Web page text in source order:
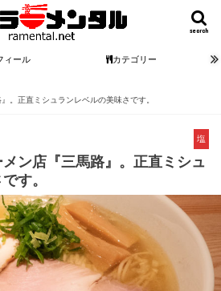
search
ィール カテゴリー
。正直ミシュランレベルの美味さです。
塩
ン店『三馬路』。正直ミシュ
す。